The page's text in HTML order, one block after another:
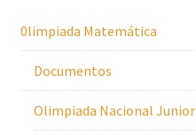
0limpiada Matemática
Documentos
Olimpiada Nacional Junior